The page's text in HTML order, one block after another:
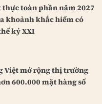
thực toàn phần năm 2027
khoảnh khắc hiếm có
kỷ XXI
Việt mở rộng thị trường
600.000 mặt hàng số